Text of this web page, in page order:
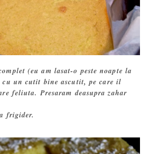
(eu am lasat-o peste noapte la
un cutit bine ascutit, pe care il
feliuta. Presaram deasupra zahar
frigider.